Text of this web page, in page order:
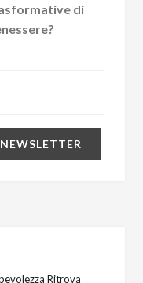
di
Ritrova